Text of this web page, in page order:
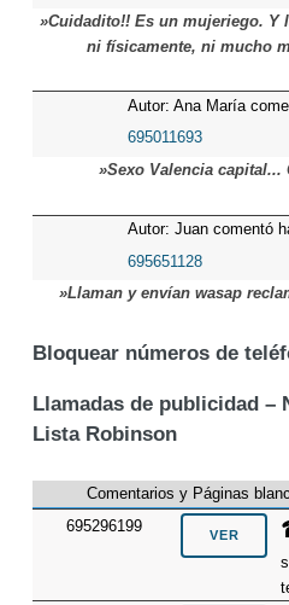
»Cuidadito!! Es un mujeriego. Y
ni físicamente, ni mucho
Autor: Ana María
695011693
»Sexo Valencia capital...
Autor: Juan comentó
695651128
»Llaman y envían wasap
Bloquear números de
Llamadas de publicidad –
Lista Robinson
Comentarios y Páginas
695296199